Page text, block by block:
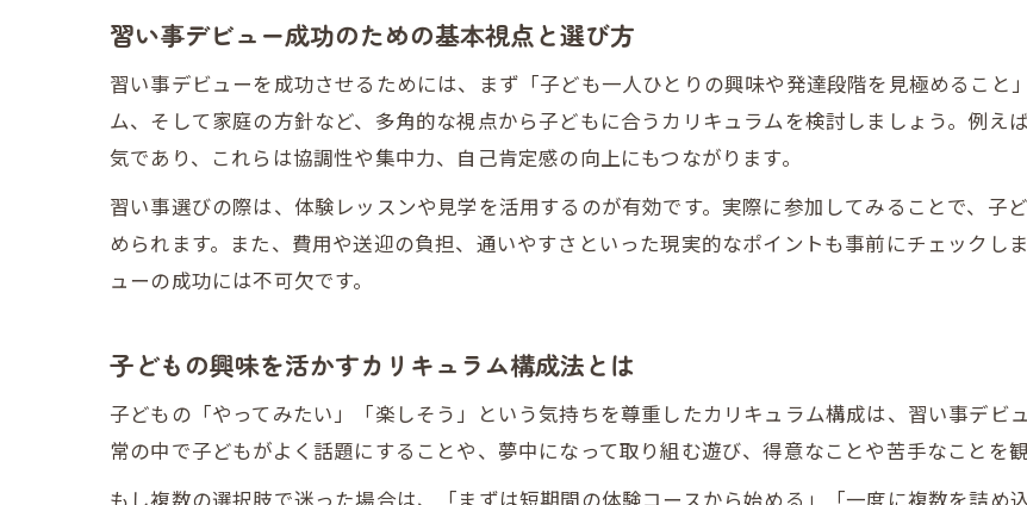
親子で楽しむ習い事デビュー体験のポイント
成功する習い事デビューの環境づくりの秘訣
発達特性に合わせたカリキュラム選びのヒント
習い事デビューで考える発達特性の理解と対応
ADHDに配慮したカリキュラム選びの具体策
個性を大切にする習い事デビューのポイント
多様なスタートカリキュラム具体例を徹底紹介
習い事デビューに役立つスタートカリキュラム例
人気の習い事デビュー向けカリキュラム特集
習い事デビュー成功のための基本視点と選び方
習い事デビューを成功させるためには、まず「子ども一人ひとりの興味や発達段階を見極めること
ム、そして家庭の方針など、多角的な視点から子どもに合うカリキュラムを検討しましょう。例え
気であり、これらは協調性や集中力、自己肯定感の向上にもつながります。
習い事選びの際は、体験レッスンや見学を活用するのが有効です。実際に参加してみることで、子
められます。また、費用や送迎の負担、通いやすさといった現実的なポイントも事前にチェックし
ューの成功には不可欠です。
子どもの興味を活かすカリキュラム構成法とは
子どもの「やってみたい」「楽しそう」という気持ちを尊重したカリキュラム構成は、習い事デビ
常の中で子どもがよく話題にすることや、夢中になって取り組む遊び、得意なことや苦手なことを
もし複数の選択肢で迷った場合は、「まずは短期間の体験コースから始める」「一度に複数を詰め